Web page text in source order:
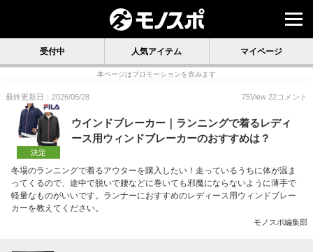
受付中 人気アイテム マイページ
本ページはプロモーションを含みます
最終更新日：2026/05/28 75View 22コメント
決定
ウインドブレーカー｜ランニングで着るレディ
ース用ウィンドブレーカーのおすすめは？
冬場のランニングで着るアウターを購入したい！走っているうちに体が温ま
ってくるので、途中で脱いで腰などに巻いても邪魔にならないように薄手で
軽量なものがいいです。ランナーにおすすめのレディース用ウィンドブレー
カーを教えてください。
モノスポ編集部